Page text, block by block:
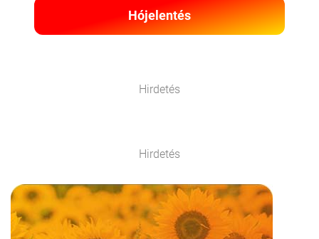
Hójelentés
Hirdetés
Hirdetés